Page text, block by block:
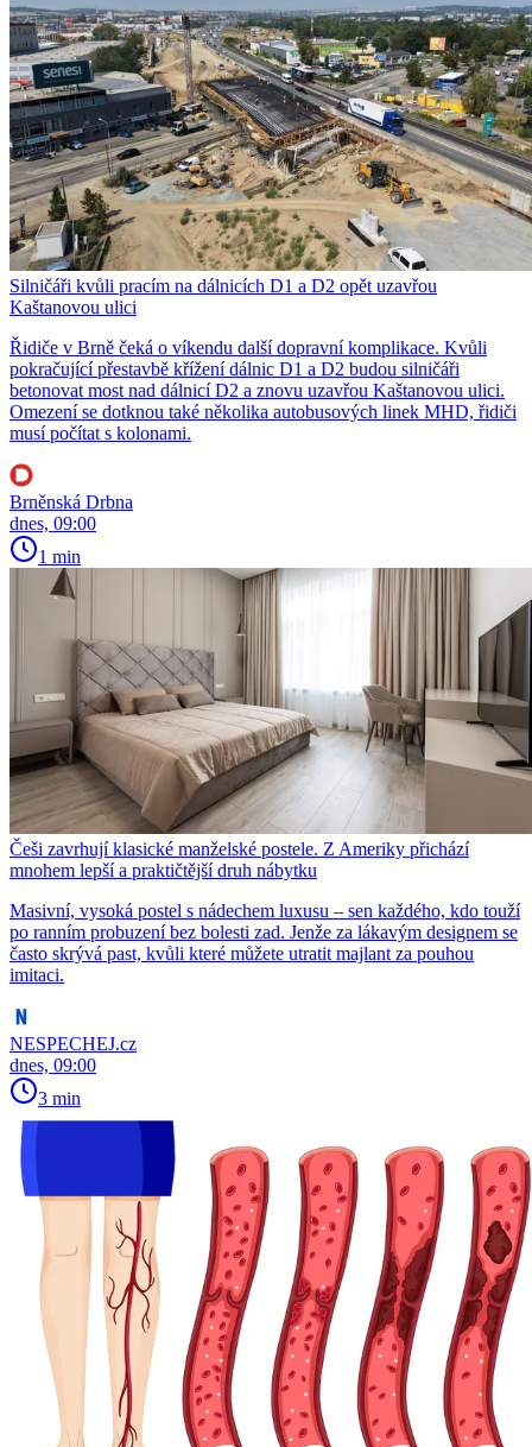
Silničáři kvůli pracím na dálnicích D1 a D2 opět uzavřou
Kaštanovou ulici
Řidiče v Brně čeká o víkendu další dopravní komplikace. Kvůli
pokračující přestavbě křížení dálnic D1 a D2 budou silničáři
betonovat most nad dálnicí D2 a znovu uzavřou Kaštanovou ulici.
Omezení se dotknou také několika autobusových linek MHD, řidiči
musí počítat s kolonami.
Brněnská Drbna
dnes, 09:00
1 min
Češi zavrhují klasické manželské postele. Z Ameriky přichází
mnohem lepší a praktičtější druh nábytku
Masivní, vysoká postel s nádechem luxusu – sen každého, kdo touží
po ranním probuzení bez bolesti zad. Jenže za lákavým designem se
často skrývá past, kvůli které můžete utratit majlant za pouhou
imitaci.
NESPECHEJ.cz
dnes, 09:00
3 min